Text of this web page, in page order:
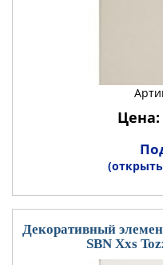
Цена:
Декоративный
SBN Xxs